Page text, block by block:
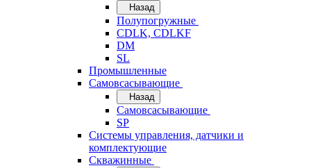
Назад
Полупогружные
CDLK, CDLKF
DM
SL
Промышленные
Самовсасывающие
Назад
Самовсасывающие
SP
Системы управления, датчики и
комплектующие
Скважинные